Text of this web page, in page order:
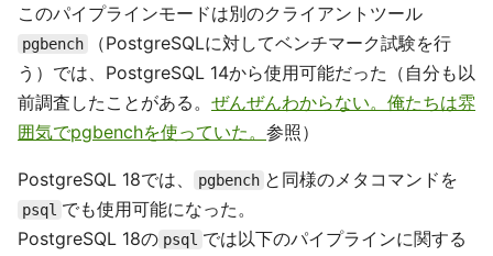
このパイプラインモードは別のクライアントツール
pgbench
（PostgreSQLに対してベンチマーク試験を行
う）では、PostgreSQL 14から使用可能だった（自分も以
前調査したことがある。 ぜんぜんわからない。俺たちは雰
囲気でpgbenchを使っていた。 参照）
PostgreSQL 18では、 pgbench と同様のメタコマンドを
psql でも使用可能になった。
PostgreSQL 18の psql では以下のパイプラインに関する